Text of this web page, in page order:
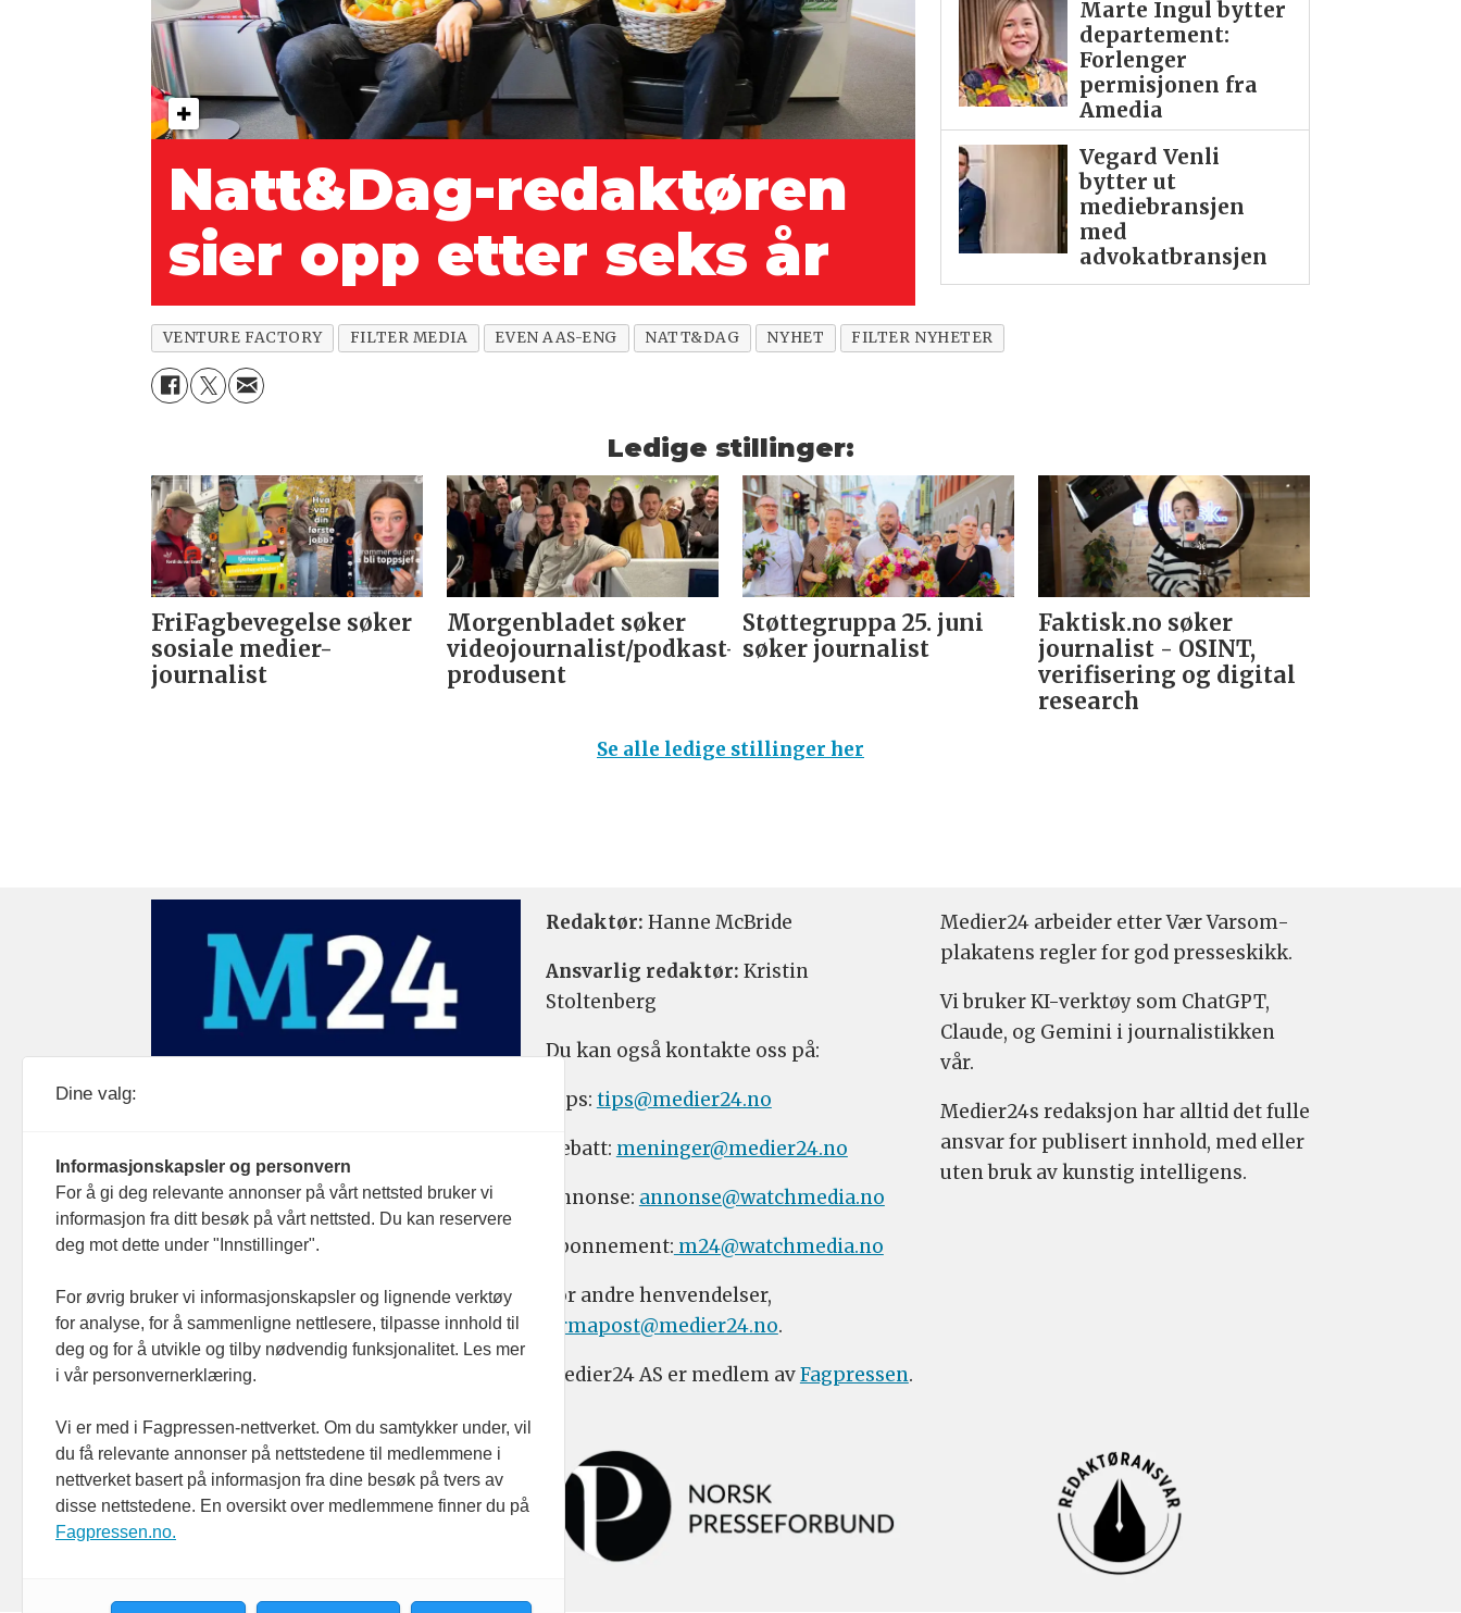
Natt&Dag-redaktøren
sier opp etter seks år
Marte Ingul bytter
departement:
Forlenger
permisjonen fra
Amedia
Vegard Venli
bytter ut
mediebransjen
med
advokatbransjen
VENTURE FACTORY FILTER MEDIA EVEN AAS-ENG NATT&DAG NYHET FILTER NYHETER
Ledige stillinger:
FriFagbevegelse søker
sosiale medier-
journalist
Morgenbladet søker
videojournalist/podkast-
produsent
Støttegruppa 25. juni
søker journalist
Faktisk.no søker
journalist - OSINT,
verifisering og digital
research­
Se alle ledige stillinger her
Redaktør: Hanne McBride
Ansvarlig redaktør: Kristin
Stoltenberg
Du kan også kontakte oss på:
Tips: tips@medier24.no
Debatt: meninger@medier24.no
Annonse: annonse@watchmedia.no
Abonnement: m24@watchmedia.no
For andre henvendelser,
firmapost@medier24.no.
Medier24 AS er medlem avFagpressen.
Medier24 arbeider etter Vær Varsom-
plakatens regler for god presseskikk.
Vi bruker KI-verktøy som ChatGPT,
Claude, og Gemini i journalistikken
vår.
Medier24s redaksjon har alltid det fulle
ansvar for publisert innhold, med eller
uten bruk av kunstig intelligens.
Dine valg:
Informasjonskapsler og personvern
For å gi deg relevante annonser på vårt nettsted bruker vi
informasjon fra ditt besøk på vårt nettsted. Du kan reservere
deg mot dette under "Innstillinger".
For øvrig bruker vi informasjonskapsler og lignende verktøy
for analyse, for å sammenligne nettlesere, tilpasse innhold til
deg og for å utvikle og tilby nødvendig funksjonalitet. Les mer
i vår personvernerklæring.
Vi er med i Fagpressen-nettverket. Om du samtykker under, vil
du få relevante annonser på nettstedene til medlemmene i
nettverket basert på informasjon fra dine besøk på tvers av
disse nettstedene. En oversikt over medlemmene finner du på
Fagpressen.no.